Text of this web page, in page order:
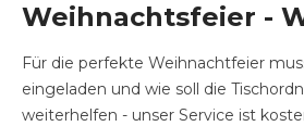
Weihnachtsfeier -
Für die perfekte Weihnachtfeier
eingeladen und wie soll die
weiterhelfen - unser Service ist